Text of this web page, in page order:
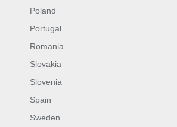
Poland
Portugal
Romania
Slovakia
Slovenia
Spain
Sweden